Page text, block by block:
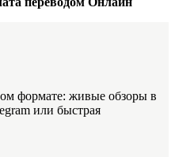
формате: живые обзоры в
или быстрая